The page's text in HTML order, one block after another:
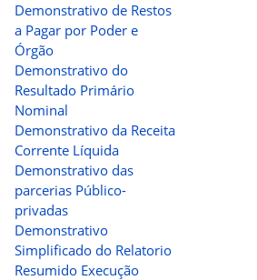
Demonstrativo de Restos
a Pagar por Poder e
Órgão
Demonstrativo do
Resultado Primário
Nominal
Demonstrativo da Receita
Corrente Líquida
Demonstrativo das
parcerias Público-
privadas
Demonstrativo
Simplificado do Relatorio
Resumido Execução